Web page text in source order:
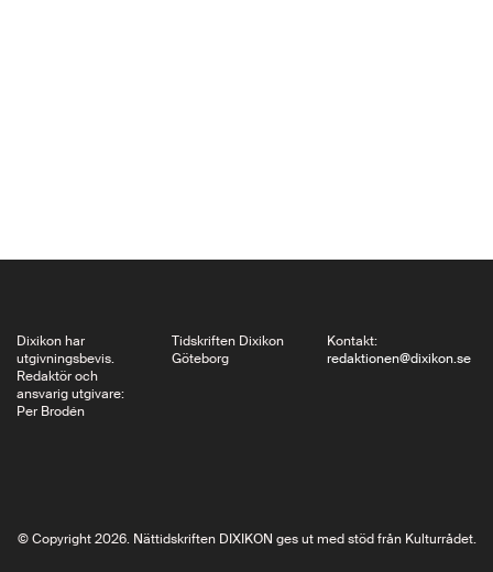
Dixikon har
utgivningsbevis.
Redaktör och
ansvarig utgivare:
Per Brodén
Tidskriften Dixikon
Göteborg
Kontakt:
redaktionen@dixikon.se
© Copyright 2026. Nättidskriften DIXIKON ges ut med stöd från Kulturrådet.